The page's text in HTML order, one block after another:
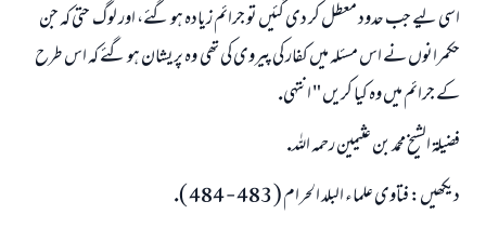
اسى ليے جب حدود معطل كر دى گئيں تو جرائم زيادہ ہو گئے، اور لوگ ـ حتى كہ جن
حكمرانوں نے اس مسئلہ ميں كفار كى پيروى كى تھى ـ وہ پريشان ہو گئے كہ اس طرح
كے جرائم ميں وہ كيا كريں " انتہى.
فضيلۃ الشيخ محمد بن عثيمين رحمہ اللہ.
ديكھيں: فتاوى علماء البلد الحرام ( 483 - 484 ).